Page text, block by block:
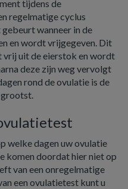
tijdens de
regelmatige cyclus
wanneer in de
en wordt vrijgegeven. Dit
vrij uit de eierstok en wordt
deze zijn weg vervolgt
rond de ovulatie is de
grootst.
welke dagen uw ovulatie
komen doordat hier niet op
van een onregelmatige
een ovulatietest kunt u